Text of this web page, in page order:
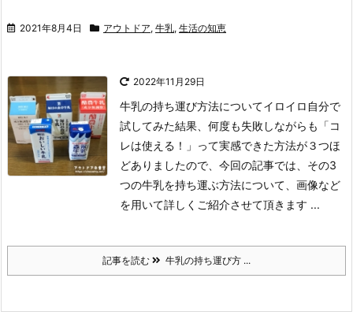
2021年8月4日 アウトドア, 牛乳, 生活の知恵
2022年11月29日
牛乳の持ち運び方法についてイロイロ自分で
試してみた結果、何度も失敗しながらも「コ
レは使える！」って実感できた方法が３つほ
どありましたので、今回の記事では、その3
つの牛乳を持ち運ぶ方法について、画像など
を用いて詳しくご紹介させて頂きます ...
記事を読む 牛乳の持ち運び方 ...